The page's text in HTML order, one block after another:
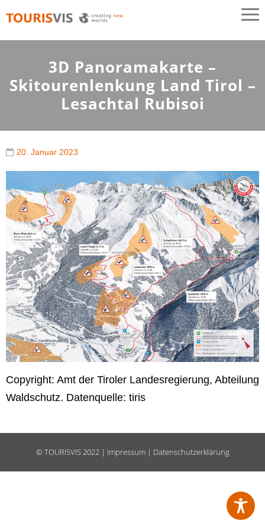
TOURISVIS
3D Panoramakarten aus Österreich
3D Panoramakarte –
Skitourenlenkung Land Tirol –
Lesachtal Rubisoi
20. Januar 2023
Copyright: Amt der Tiroler Landesregierung, Abteilung
Waldschutz. Datenquelle: tiris
©TOURISVIS2022 | Impressum| Datenschutzerklärung